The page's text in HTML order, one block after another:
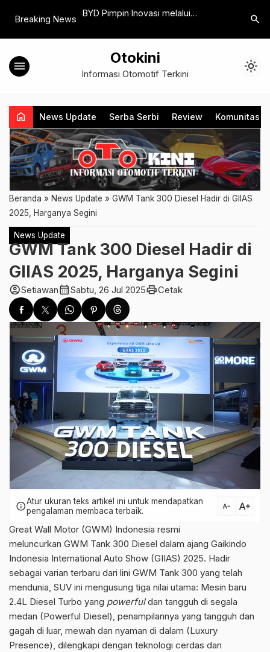
Breaking News
BYD Pimpin Inovasi melalui
Penguatan Ekosistem NEV di
Indonesia
Menuju
search
menu Otokini
Informasi Otomotif Terkini light_mode
home News Update Serba Serbi Review Komunitas
Beranda » News Update » GWM Tank 300 Diesel Hadir di GIIAS
2025, Harganya Segini
News Update
GWM Tank 300 Diesel Hadir di
GIIAS 2025, Harganya Segini
account_circleSetiawancalendar_monthSabtu, 26 Jul 2025printCetak
infoAtur ukuran teks artikel ini untuk mendapatkan
pengalaman membaca terbaik.
text_decrease text_increase
Great Wall Motor (GWM) Indonesia resmi
meluncurkan GWM Tank 300 Diesel dalam ajang Gaikindo
Indonesia International Auto Show (GIIAS) 2025. Hadir
sebagai varian terbaru dari lini GWM Tank 300 yang telah
mendunia, SUV ini mengusung tiga nilai utama: Mesin baru
2.4L Diesel Turbo yang powerfuldan tangguh di segala
medan (Powerful Diesel), penampilannya yang tangguh dan
gagah di luar, mewah dan nyaman di dalam (Luxury
Presence), dilengkapi dengan teknologi cerdas dan